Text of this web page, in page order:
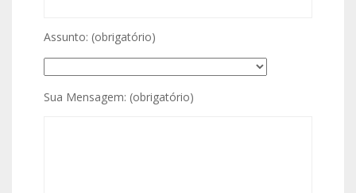
Assunto: (obrigatório)
Sua Mensagem: (obrigatório)